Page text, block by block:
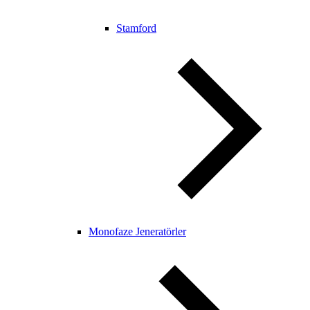
Stamford
Monofaze Jeneratörler